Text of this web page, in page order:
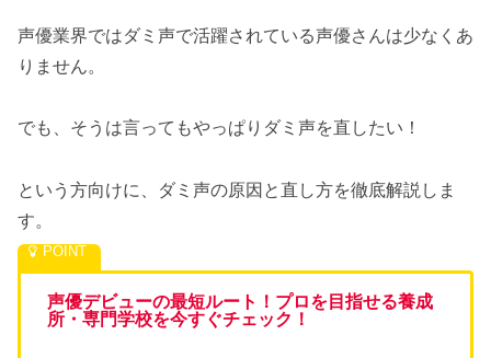
声優業界ではダミ声で活躍されている声優さんは少なくあ
りません。
でも、そうは言ってもやっぱりダミ声を直したい！
という方向けに、ダミ声の原因と直し方を徹底解説しま
す。
声優デビューの最短ルート！プロを目指せる養成
所・専門学校を今すぐチェック！